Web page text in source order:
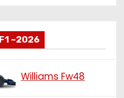
~2026
Williams Fw48